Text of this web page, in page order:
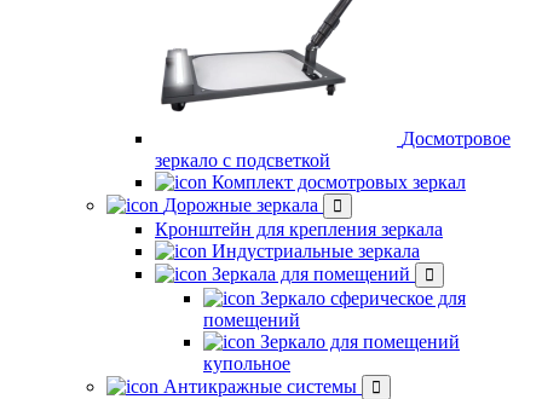
Досмотровое
зеркало с подсветкой
Комплект досмотровых зеркал
Дорожные зеркала
Кронштейн для крепления зеркала
Индустриальные зеркала
Зеркала для помещений
Зеркало сферическое для
помещений
Зеркало для помещений
купольное
Антикражные системы